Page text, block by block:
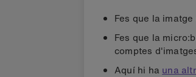
Fes que la
Fes que la
comptes
Aquí hi ha una